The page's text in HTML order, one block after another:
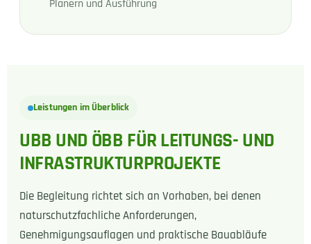
Planern und Ausführung
Leistungen im Überblick
UBB UND ÖBB FÜR LEITUNGS- UND
INFRASTRUKTURPROJEKTE
Die Begleitung richtet sich an Vorhaben, bei denen
naturschutzfachliche Anforderungen,
Genehmigungsauflagen und praktische Bauabläufe